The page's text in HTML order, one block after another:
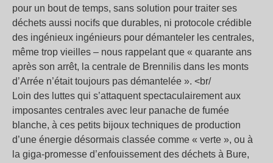
pour un bout de temps, sans solution pour traiter ses
déchets aussi nocifs que durables, ni protocole crédible
des ingénieux ingénieurs pour démanteler les centrales,
même trop vieilles – nous rappelant que « quarante ans
après son arrêt, la centrale de Brennilis dans les monts
d’Arrée n’était toujours pas démantelée ». <br/
Loin des luttes qui s’attaquent spectaculairement aux
imposantes centrales avec leur panache de fumée
blanche, à ces petits bijoux techniques de production
d’une énergie désormais classée comme « verte », ou à
la giga-promesse d’enfouissement des déchets à Bure,